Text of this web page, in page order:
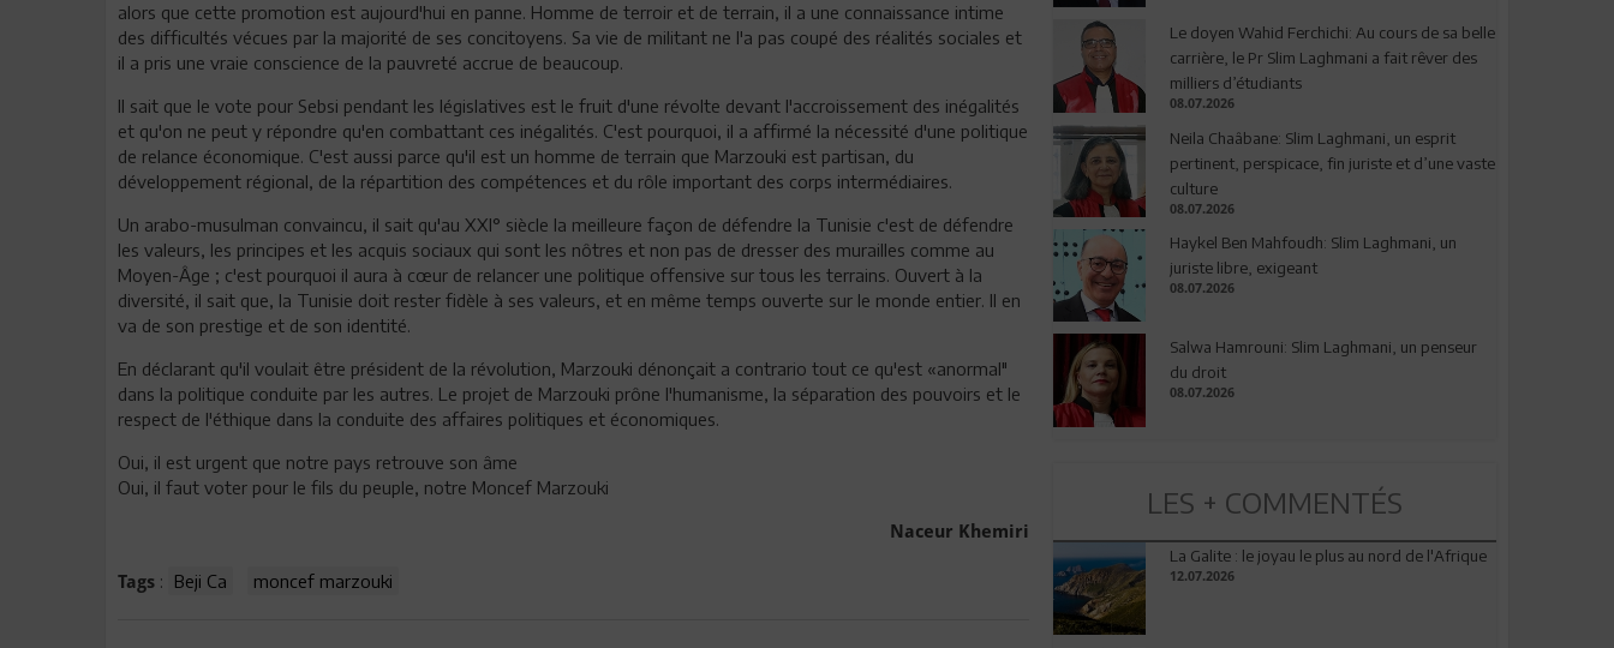
alors que cette promotion est aujourd'hui en panne. Homme de terroir et de terrain, il a une connaissance intime
des difficultés vécues par la majorité de ses concitoyens. Sa vie de militant ne l'a pas coupé des réalités sociales et
il a pris une vraie conscience de la pauvreté accrue de beaucoup.
Il sait que le vote pour Sebsi pendant les législatives est le fruit d'une révolte devant l'accroissement des inégalités
et qu'on ne peut y répondre qu'en combattant ces inégalités. C'est pourquoi, il a affirmé la nécessité d'une politique
de relance économique. C'est aussi parce qu'il est un homme de terrain que Marzouki est partisan, du
développement régional, de la répartition des compétences et du rôle important des corps intermédiaires.
Un arabo-musulman convaincu, il sait qu'au XXI° siècle la meilleure façon de défendre la Tunisie c'est de défendre
les valeurs, les principes et les acquis sociaux qui sont les nôtres et non pas de dresser des murailles comme au
Moyen-Âge ; c'est pourquoi il aura à cœur de relancer une politique offensive sur tous les terrains. Ouvert à la
diversité, il sait que, la Tunisie doit rester fidèle à ses valeurs, et en même temps ouverte sur le monde entier. Il en
va de son prestige et de son identité.
En déclarant qu'il voulait être président de la révolution, Marzouki dénonçait a contrario tout ce qu'est «anormal"
dans la politique conduite par les autres. Le projet de Marzouki prône l'humanisme, la séparation des pouvoirs et le
respect de l'éthique dans la conduite des affaires politiques et économiques.
Oui, il est urgent que notre pays retrouve son âme
Oui, il faut voter pour le fils du peuple, notre Moncef Marzouki
Naceur Khemiri
Tags : Beji Ca moncef marzouki
Le doyen Wahid Ferchichi: Au cours de sa belle
carrière, le Pr Slim Laghmani a fait rêver des
milliers d’étudiants
08.07.2026
Neila Chaâbane: Slim Laghmani, un esprit
pertinent, perspicace, fin juriste et d’une vaste
culture
08.07.2026
Haykel Ben Mahfoudh: Slim Laghmani, un
juriste libre, exigeant
08.07.2026
Salwa Hamrouni: Slim Laghmani, un penseur
du droit
08.07.2026
LES + COMMENTÉS
La Galite : le joyau le plus au nord de l'Afrique
12.07.2026